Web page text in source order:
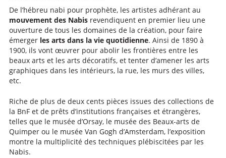
De l’hébreu nabi pour prophète, les artistes adhérant au
mouvement des Nabis revendiquent en premier lieu une
ouverture de tous les domaines de la création, pour faire
émerger les arts dans la vie quotidienne. Ainsi de 1890 à
1900, ils vont œuvrer pour abolir les frontières entre les
beaux arts et les arts décoratifs, et tenter d’amener les arts
graphiques dans les intérieurs, la rue, les murs des villes,
etc.
Riche de plus de deux cents pièces issues des collections de
la BnF et de prêts d’institutions françaises et étrangères,
telles que le musée d’Orsay, le musée des Beaux-arts de
Quimper ou le musée Van Gogh d’Amsterdam, l’exposition
montre la multiplicité des techniques plébiscitées par les
Nabis.